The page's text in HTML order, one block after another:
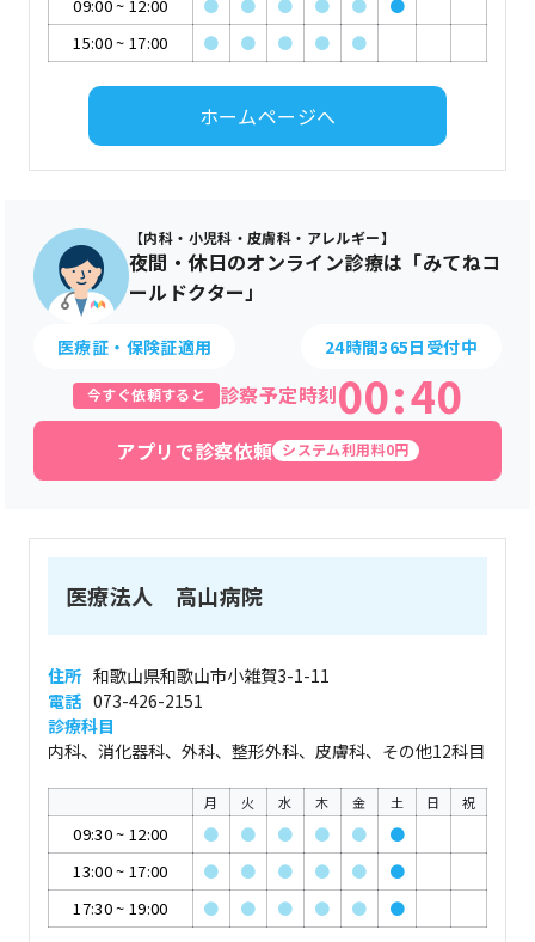
09:00~ 12:00 ● ● ● ● ●
●
15:00~ 17:00 ● ● ● ● ●
ホームページへ
【内科・小児科・皮膚科・アレルギー】
夜間・休日のオンライン診療は「みてねコ
ールドクター」
医療証・保険証適用 24時間365日受付中
今すぐ依頼すると 診察予定時刻00:40
アプリで診察依頼 システム利用料0円
医療法人 高山病院
住所 和歌山県和歌山市小雑賀3-1-11
電話 073-426-2151
診療科目
内科、消化器科、外科、整形外科、皮膚科、その他12科目
月 火 水 木 金 土 日 祝
09:30~ 12:00 ● ● ● ● ●
●
13:00~ 17:00 ● ● ● ● ●
●
17:30~ 19:00 ● ● ● ● ● ●